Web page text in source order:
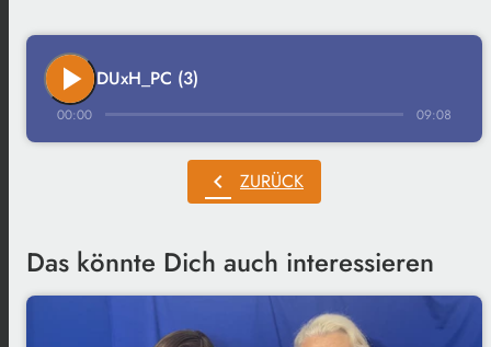
play_arrow DUxH_PC (3)
00:00 09:08
chevron_left ZURÜCK
Das könnte Dich auch interessieren